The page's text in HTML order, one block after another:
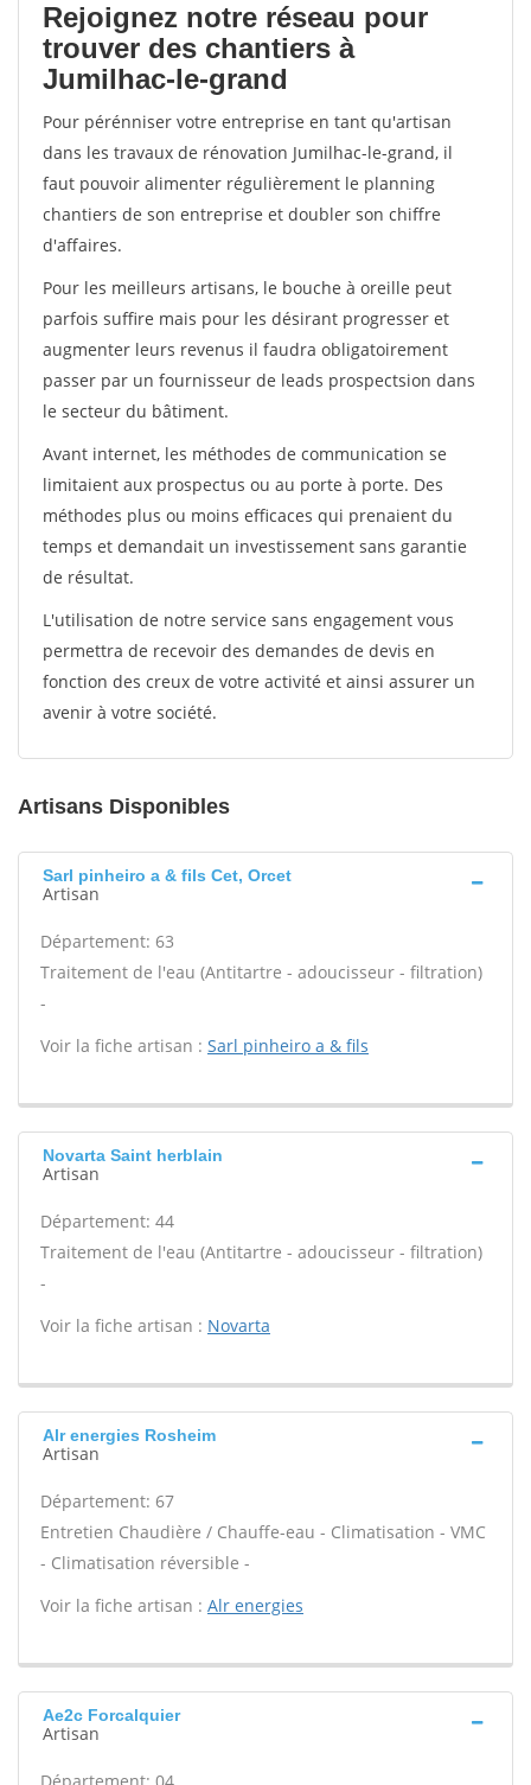
Rejoignez notre réseau pour
trouver des chantiers à
Jumilhac-le-grand
Pour pérénniser votre entreprise en tant qu'artisan
dans les travaux de rénovation Jumilhac-le-grand, il
faut pouvoir alimenter régulièrement le planning
chantiers de son entreprise et doubler son chiffre
d'affaires.
Pour les meilleurs artisans, le bouche à oreille peut
parfois suffire mais pour les désirant progresser et
augmenter leurs revenus il faudra obligatoirement
passer par un fournisseur de leads prospectsion dans
le secteur du bâtiment.
Avant internet, les méthodes de communication se
limitaient aux prospectus ou au porte à porte. Des
méthodes plus ou moins efficaces qui prenaient du
temps et demandait un investissement sans garantie
de résultat.
L'utilisation de notre service sans engagement vous
permettra de recevoir des demandes de devis en
fonction des creux de votre activité et ainsi assurer un
avenir à votre société.
Artisans Disponibles
Sarl pinheiro a & fils Cet, Orcet
Artisan
Département: 63
Traitement de l'eau (Antitartre - adoucisseur - filtration)
-
Voir la fiche artisan : Sarl pinheiro a & fils
Novarta Saint herblain
Artisan
Département: 44
Traitement de l'eau (Antitartre - adoucisseur - filtration)
-
Voir la fiche artisan : Novarta
Alr energies Rosheim
Artisan
Département: 67
Entretien Chaudière / Chauffe-eau - Climatisation - VMC
- Climatisation réversible -
Voir la fiche artisan : Alr energies
Ae2c Forcalquier
Artisan